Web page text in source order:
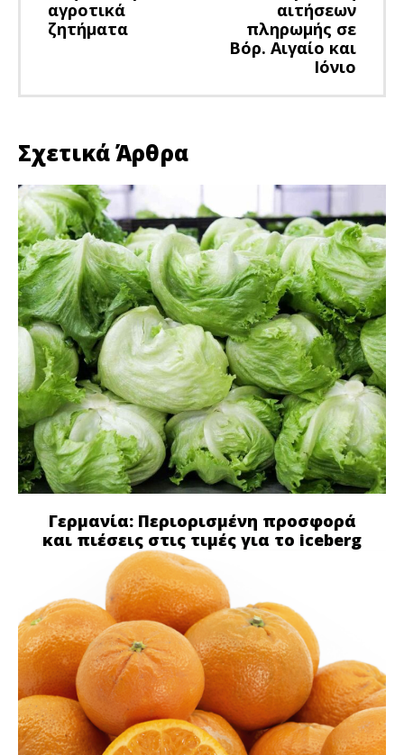
αγροτικά
ζητήματα
αιτήσεων
πληρωμής σε
Βόρ. Αιγαίο και
Ιόνιο
Σχετικά Άρθρα
Γερμανία: Περιορισμένη προσφορά
και πιέσεις στις τιμές για το iceberg